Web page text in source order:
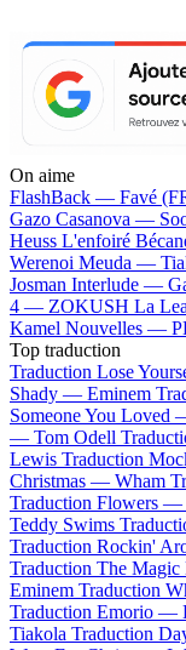
On aime
FlashBack — Favé
Gazo Casanova —
Heuss L'enfoiré
Werenoi Meuda —
Josman Interlude —
4 — ZOKUSH La
Kamel Nouvelles —
Top traduction
Traduction Lose
Shady — Eminem
Someone You Loved
— Tom Odell
Lewis Traduction
Christmas — Wham
Traduction Flowers —
Teddy Swims
Traduction Rockin'
Traduction The
Eminem Traduction
Traduction Emorio —
Tiakola Traduction